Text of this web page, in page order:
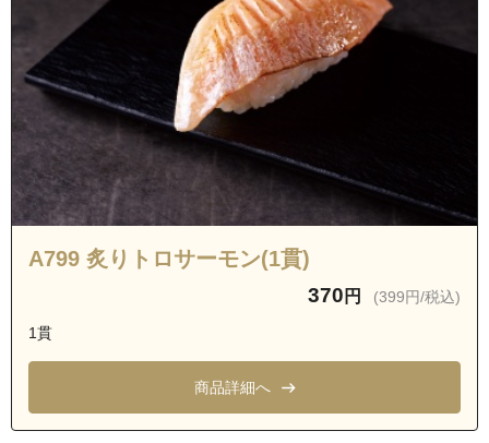
愛知県名古屋市緑区東神の倉２丁目
愛知県名古屋市緑区東神の倉３丁目
愛知県名古屋市緑区赤松
愛知県名古屋市天白区天白町大字野並字境根
愛知県名古屋市天白区天白町大字野並字笹原
愛知県名古屋市南区笠寺町字大門
愛知県名古屋市緑区白土
愛知県名古屋市緑区鳴海町字小森
A799 炙りトロサーモン(1貫)
370 円 (399円/税込)
1貫
商品詳細へ